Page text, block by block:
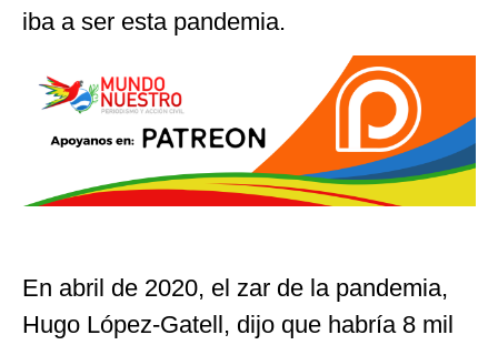
iba a ser esta pandemia.
En abril de 2020, el zar de la pandemia,
Hugo López-Gatell, dijo que habría 8 mil